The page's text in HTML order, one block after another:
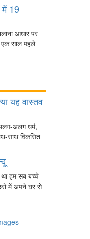
में 19
आधार पर
साल पहले
यह वास्तव
अलग धर्म,
साथ विकसित
हम सब बच्चे
में अपने घर से